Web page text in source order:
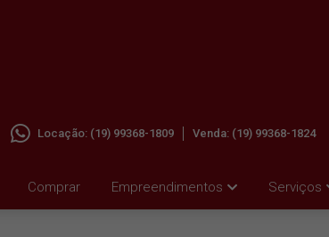
Comprar Empreendimentos Serviços
Locação: (19) 99368-1809 Venda: (19) 99368-1824